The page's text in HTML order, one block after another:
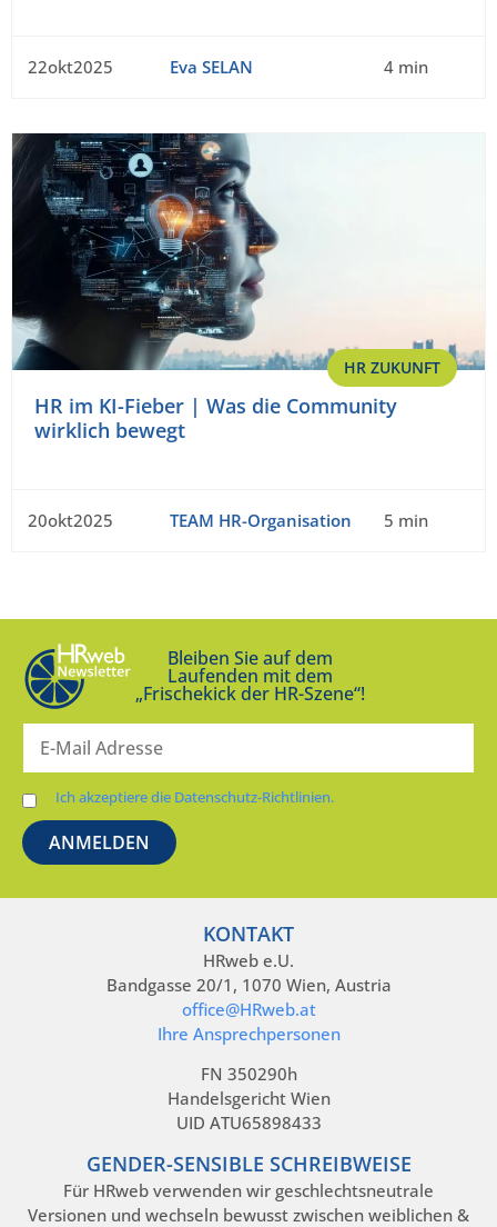
22okt2025 Eva SELAN 4 min
HR ZUKUNFT
HR im KI-Fieber | Was die Community
wirklich bewegt
20okt2025 TEAM HR-Organisation 5 min
Bleiben Sie auf dem
Laufenden mit dem
„Frischekick der HR-Szene“!
Ich akzeptiere die Datenschutz-Richtlinien.
KONTAKT
HRweb e.U.
Bandgasse 20/1, 1070 Wien, Austria
office@HRweb.at
Ihre Ansprechpersonen
FN 350290h
Handelsgericht Wien
UID ATU65898433
GENDER-SENSIBLE SCHREIBWEISE
Für HRweb verwenden wir geschlechtsneutrale
Versionen und wechseln bewusst zwischen weiblichen &